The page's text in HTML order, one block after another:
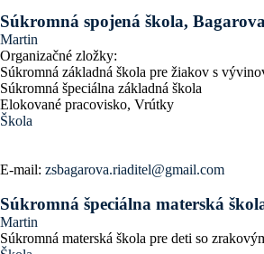
Súkromná spojená škola,
Martin
Organizačné zložky:
Súkromná základná škola pre žiakov s
Súkromná špeciálna základná škola
Elokované pracovisko, Vrútky
Škola
E-mail: zsbagarova.riaditel@gmail.com
Súkromná špeciálna materská
Martin
Súkromná materská škola pre deti so